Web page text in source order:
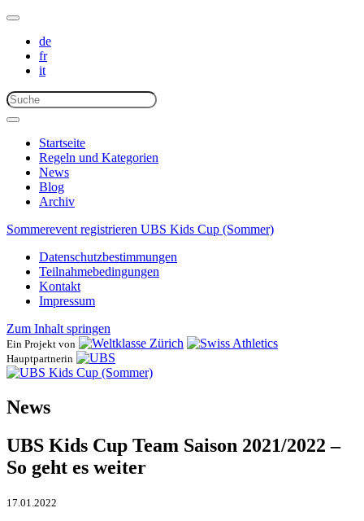
de
fr
it
Startseite
Regeln und Kategorien
News
Blog
Archiv
Sommerevent registrieren UBS Kids Cup (Sommer)
Datenschutzbestimmungen
Teilnahmebedingungen
Kontakt
Impressum
Zum Inhalt springen
Ein Projekt von
Hauptpartnerin
News
UBS Kids Cup Team Saison 2021/2022 –
So geht es weiter
17.01.2022